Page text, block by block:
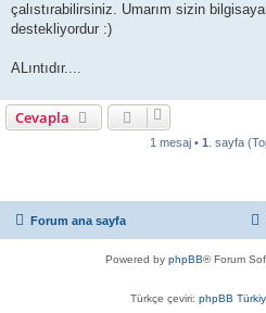
çalıstırabilirsiniz. Umarım sizin
destekliyordur :)
ALıntıdır....
Cevapla
1 mesaj • 1 . sayfa
Forum ana sayfa
Powered by phpBB® Forum
Türkçe çeviri: phpBB